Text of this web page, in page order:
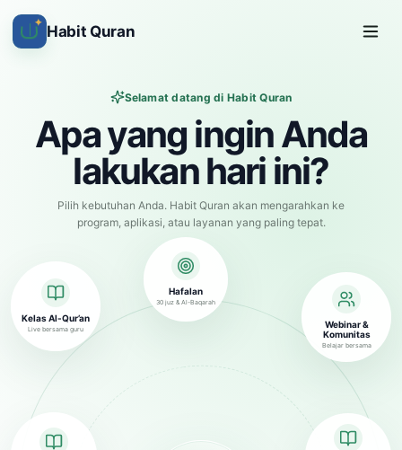
✦ Habit Quran
Selamat datang di Habit Quran
Apa yang ingin Anda
lakukan hari ini?
Pilih kebutuhan Anda. Habit Quran akan mengarahkan ke
program, aplikasi, atau layanan yang paling tepat.
Kelas Al-Qur’an
Live bersama guru
Hafalan
30 juz & Al-Baqarah
Webinar &
Komunitas
Belajar bersama